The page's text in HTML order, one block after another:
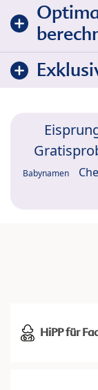
Babynamen
HiPP für